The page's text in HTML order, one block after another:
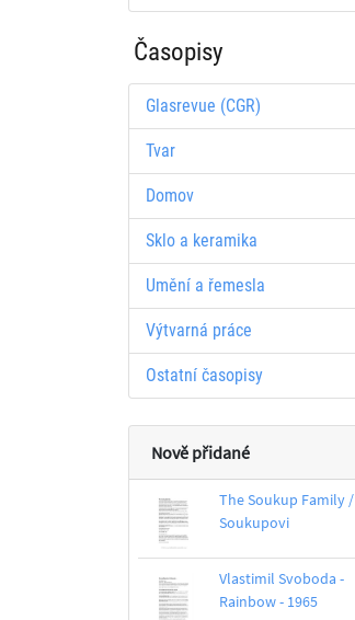
Časopisy
Glasrevue (CGR)
Tvar
Domov
Sklo a keramika
Umění a řemesla
Výtvarná práce
Ostatní časopisy
Nově přidané
The Soukup Family /
Soukupovi
Vlastimil Svoboda -
Rainbow - 1965